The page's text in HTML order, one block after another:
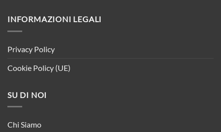
INFORMAZIONI LEGALI
Privacy Policy
Cookie Policy (UE)
SU DI NOI
Chi Siamo